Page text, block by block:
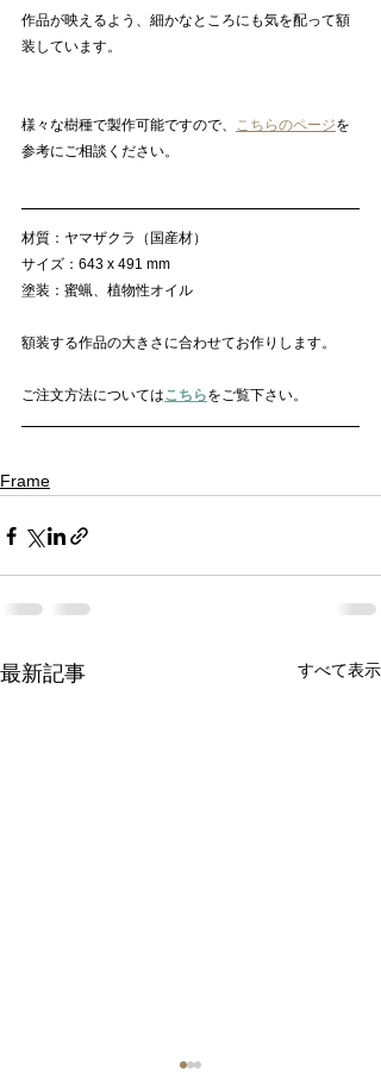
作品が映えるよう、細かなところにも気を配って額
装しています。
様々な樹種で製作可能ですので、 こちらのページを
参考にご相談ください。
材質：ヤマザクラ（国産材）
サイズ：643 x 491 mm
塗装：蜜蝋、植物性オイル
額装する作品の大きさに合わせてお作りします。
ご注文方法についてはこちらをご覧下さい。
Frame
最新記事 すべて表示